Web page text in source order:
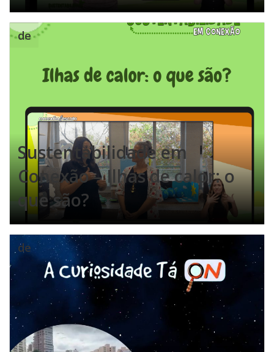
Sustentabilidade em
Conexão – Ilhas de calor: o
que são?
de
de